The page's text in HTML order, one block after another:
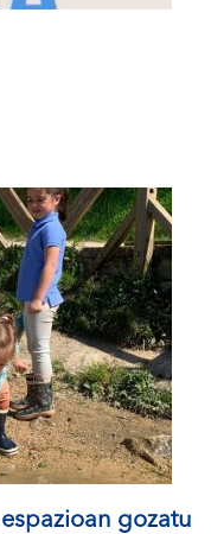
gozatu